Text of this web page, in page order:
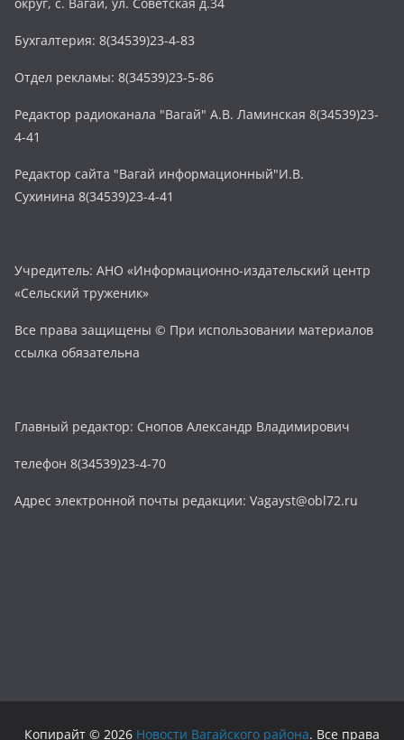
Бухгалтерия: 8(34539)23-4-83
Отдел рекламы: 8(34539)23-5-86
Редактор радиоканала "Вагай" А.В. Ламинская 8(34539)23-
4-41
Редактор сайта "Вагай информационный"И.В.
Сухинина 8(34539)23-4-41
Учредитель: АНО «Информационно-издательский центр
«Сельский труженик»
Все права защищены © При использовании материалов
ссылка обязательна
Главный редактор: Снопов Александр Владимирович
телефон 8(34539)23-4-70
Адрес электронной почты редакции: Vagayst@obl72.ru
Копирайт © 2026 Новости Вагайского района. Все права